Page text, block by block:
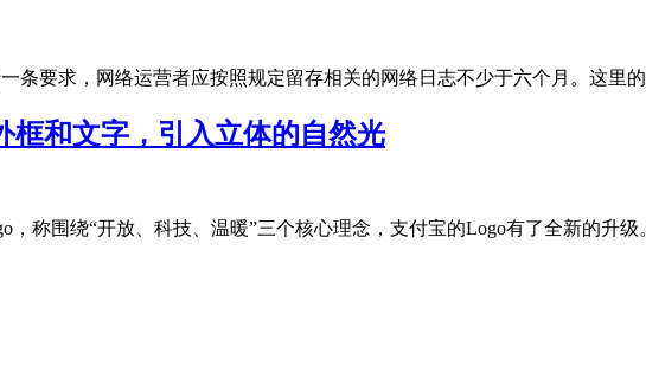
条要求，网络运营者应按照规定留存相关的网络日志不少于六个月。这里
框和文字，引入立体的自然光
，称围绕“开放、科技、温暖”三个核心理念，支付宝的Logo有了全新的升级